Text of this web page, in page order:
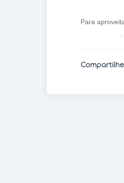
Para